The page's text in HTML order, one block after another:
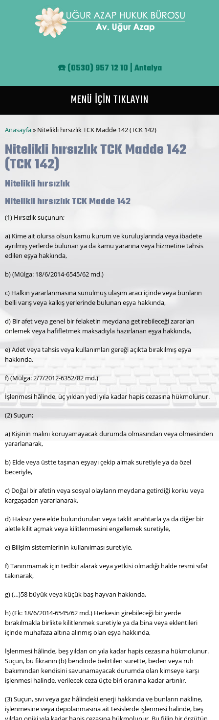
☎️(0530) 957 12 10 | Antalya
MENÜ İÇİN TIKLAYIN
Buradasınız
Anasayfa» Nitelikli hırsızlık TCK Madde 142 (TCK 142)
Nitelikli hırsızlık TCK Madde 142
(TCK 142)
Nitelikli hırsızlık
Nitelikli hırsızlık TCK Madde 142
(1) Hırsızlık suçunun;
a) Kime ait olursa olsun kamu kurum ve kuruluşlarında veya ibadete
ayrılmış yerlerde bulunan ya da kamu yararına veya hizmetine tahsis
edilen eşya hakkında,
b) (Mülga: 18/6/2014-6545/62 md.)
c) Halkın yararlanmasına sunulmuş ulaşım aracı içinde veya bunların
belli varış veya kalkış yerlerinde bulunan eşya hakkında,
d) Bir afet veya genel bir felaketin meydana getirebileceği zararları
önlemek veya hafifletmek maksadıyla hazırlanan eşya hakkında,
e) Adet veya tahsis veya kullanımları gereği açıkta bırakılmış eşya
hakkında,
f) (Mülga: 2/7/2012-6352/82 md.)
İşlenmesi hâlinde, üç yıldan yedi yıla kadar hapis cezasına hükmolunur.
(2) Suçun;
a) Kişinin malını koruyamayacak durumda olmasından veya ölmesinden
yararlanarak,
b) Elde veya üstte taşınan eşyayı çekip almak suretiyle ya da özel
beceriyle,
c) Doğal bir afetin veya sosyal olayların meydana getirdiği korku veya
kargaşadan yararlanarak,
d) Haksız yere elde bulundurulan veya taklit anahtarla ya da diğer bir
aletle kilit açmak veya kilitlenmesini engellemek suretiyle,
e) Bilişim sistemlerinin kullanılması suretiyle,
f) Tanınmamak için tedbir alarak veya yetkisi olmadığı halde resmi sıfat
takınarak,
g) (…)58 büyük veya küçük baş hayvan hakkında,
h) (Ek: 18/6/2014-6545/62 md.) Herkesin girebileceği bir yerde
bırakılmakla birlikte kilitlenmek suretiyle ya da bina veya eklentileri
içinde muhafaza altına alınmış olan eşya hakkında,
İşlenmesi hâlinde, beş yıldan on yıla kadar hapis cezasına hükmolunur.
Suçun, bu fıkranın (b) bendinde belirtilen surette, beden veya ruh
bakımından kendisini savunamayacak durumda olan kimseye karşı
işlenmesi halinde, verilecek ceza üçte biri oranına kadar artırılır.
(3) Suçun, sıvı veya gaz hâlindeki enerji hakkında ve bunların nakline,
işlenmesine veya depolanmasına ait tesislerde işlenmesi halinde, beş